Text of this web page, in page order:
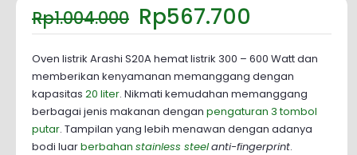
Rp1.004.000 Harga
aslinya
Rp1.004.000.
Rp567.700saat
adalah:
Oven listrik Arashi S20A hemat listrik 300 – 600 Watt dan
memberikan kenyamanan memanggang dengan
kapasitas 20 liter. Nikmati kemudahan memanggang
berbagai jenis makanan dengan pengaturan 3 tombol
putar. Tampilan yang lebih menawan dengan adanya
bodi luarberbahan stainless steelanti-fingerprint.